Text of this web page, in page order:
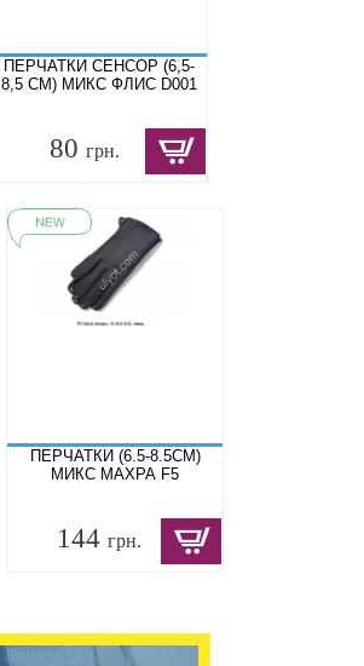
ПЕРЧАТКИ СЕНСОР (6,5-
8,5 СМ) МИКС ФЛИС D001
80грн.
ПЕРЧАТКИ (6.5-8.5СМ)
МИКС МАХРА F5
144 грн.